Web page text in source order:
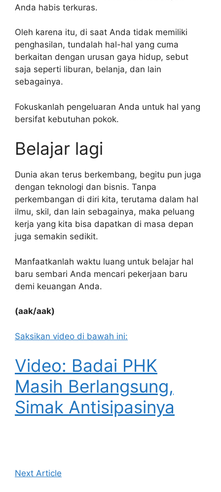
Anda habis terkuras.
Oleh karena itu, di saat Anda tidak memiliki
penghasilan, tundalah hal-hal yang cuma
berkaitan dengan urusan gaya hidup, sebut
saja seperti liburan, belanja, dan lain
sebagainya.
Fokuskanlah pengeluaran Anda untuk hal yang
bersifat kebutuhan pokok.
Belajar lagi
Dunia akan terus berkembang, begitu pun juga
dengan teknologi dan bisnis. Tanpa
perkembangan di diri kita, terutama dalam hal
ilmu, skil, dan lain sebagainya, maka peluang
kerja yang kita bisa dapatkan di masa depan
juga semakin sedikit.
Manfaatkanlah waktu luang untuk belajar hal
baru sembari Anda mencari pekerjaan baru
demi keuangan Anda.
(aak/aak)
Saksikan video di bawah ini:
Video: Badai PHK
Masih Berlangsung,
Simak Antisipasinya
Next Article